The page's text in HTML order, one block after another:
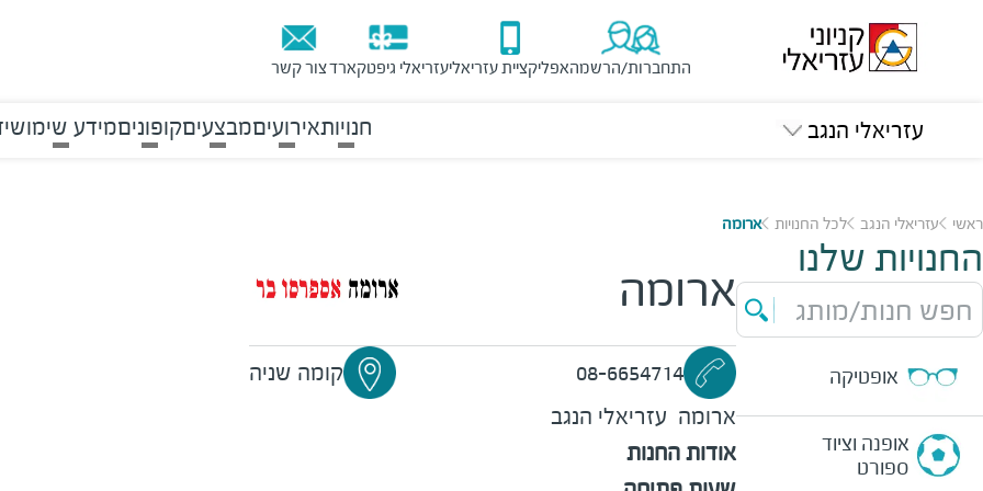
התחברות/הרשמהאפליקציית עזריאליעזריאלי גיפטקארדצור קשר
עזריאלי הנגב חנויותאירועיםמבצעיםקופוניםמידע שימושי
ראשי עזריאלי הנגב לכל החנויות ארומה
החנויות שלנו
חפש חנות/מותג
אופטיקה
אופנה וציוד
ספורט
ארומה
08-6654714
קומה שניה
ארומה עזריאלי הנגב
אודות החנות